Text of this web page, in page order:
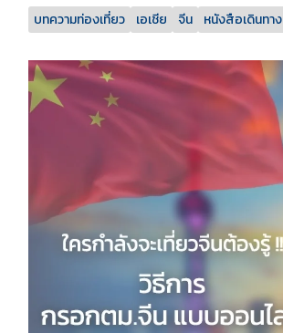
บทความท่องเที่ยว เอเชีย จีน หนังสือเดินทาง